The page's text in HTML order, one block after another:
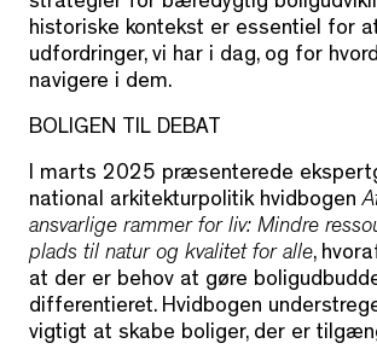
historiske kontekst er essentiel for
udfordringer, vi har i dag, og for
navigere i dem.
BOLIGEN TIL DEBAT
I marts 2025 præsenterede
national arkitekturpolitik hvidbogen
ansvarlige rammer for liv: Mindre
plads til natur og kvalitet for alle,
at der er behov at gøre
differentieret. Hvidbogen
vigtigt at skabe boliger, der er